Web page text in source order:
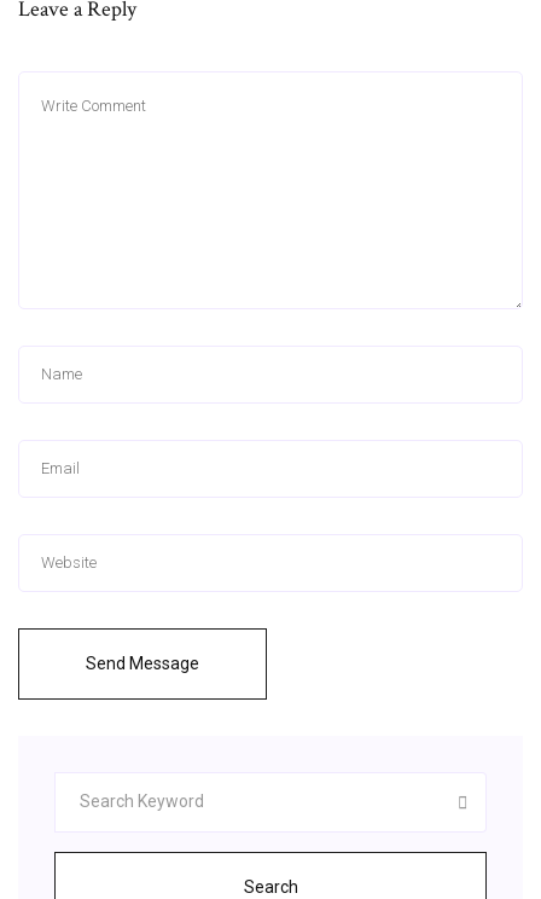
Leave a Reply
Send Message
Search